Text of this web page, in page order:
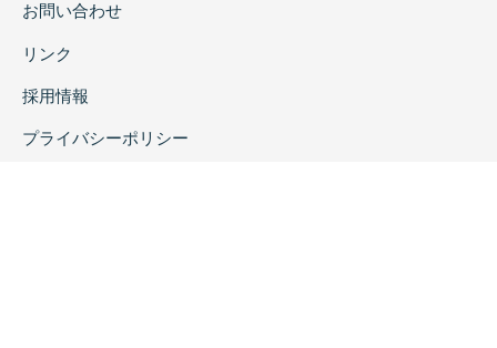
お問い合わせ
リンク
採用情報
プライバシーポリシー